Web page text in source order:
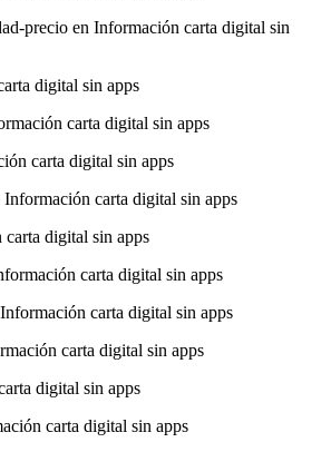
precio en Información carta digital sin
digital sin apps
carta digital sin apps
carta digital sin apps
carta digital sin apps
digital sin apps
carta digital sin apps
carta digital sin apps
carta digital sin apps
digital sin apps
carta digital sin apps